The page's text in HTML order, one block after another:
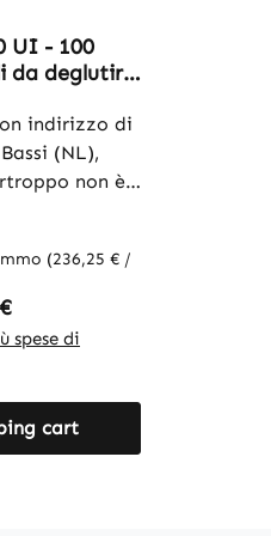
of 5 stars
UI - 100
da deglutire
e
| Warnke
indirizzo di
(NL),
non è
forma
A. Questa
è un
di
Con
il
La
(236,25 € /
price:
spese di
cart